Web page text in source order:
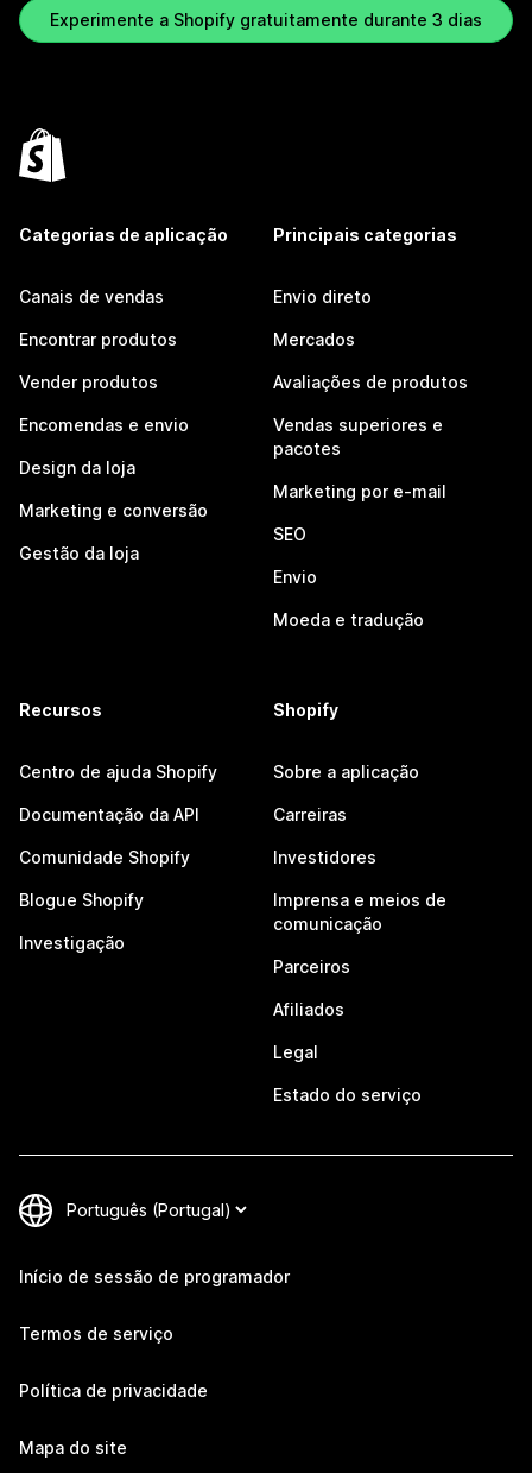
Experimente a Shopify gratuitamente durante 3 dias
Categorias de aplicação
Canais de vendas
Encontrar produtos
Vender produtos
Encomendas e envio
Design da loja
Marketing e conversão
Gestão da loja
Principais categorias
Envio direto
Mercados
Avaliações de produtos
Vendas superiores e
pacotes
Marketing por e-mail
SEO
Envio
Moeda e tradução
Recursos
Centro de ajuda Shopify
Documentação da API
Comunidade Shopify
Blogue Shopify
Investigação
Shopify
Sobre a aplicação
Carreiras
Investidores
Imprensa e meios de
comunicação
Parceiros
Afiliados
Legal
Estado do serviço
Início de sessão de programador
Termos de serviço
Política de privacidade
Mapa do site